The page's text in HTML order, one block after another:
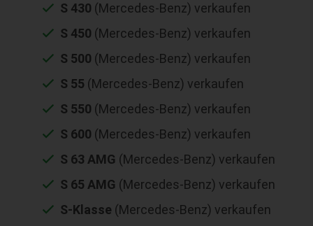
S 430 (Mercedes-Benz) verkaufen
S 450 (Mercedes-Benz) verkaufen
S 500 (Mercedes-Benz) verkaufen
S 55 (Mercedes-Benz) verkaufen
S 550 (Mercedes-Benz) verkaufen
S 600 (Mercedes-Benz) verkaufen
S 63 AMG (Mercedes-Benz) verkaufen
S 65 AMG (Mercedes-Benz) verkaufen
S-Klasse (Mercedes-Benz) verkaufen